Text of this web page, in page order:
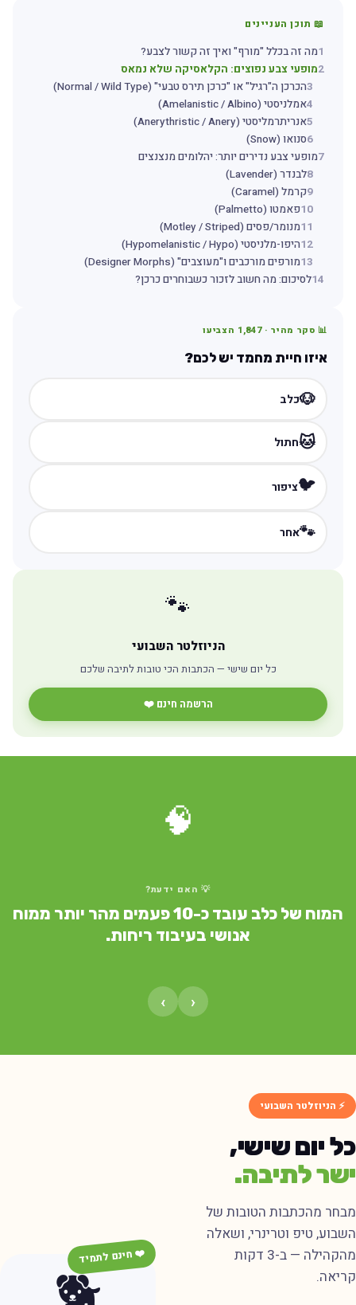
📖 תוכן העניינים
מה זה בכלל "מורף" ואיך זה קשור לצבע?
2מופעי צבע נפוצים: הקלאסיקה שלא נמאס
הכרכן ה"רגיל" או "כרכן תירס טבעי" (Normal / Wild Type)
אמלניסטי (Amelanistic / Albino)
אנריתרמליסטי (Anerythristic / Anery)
6סנואו (Snow)
7מופעי צבע נדירים יותר: יהלומים מנצנצים
8לבנדר (Lavender)
9קרמל (Caramel)
10פאמטו (Palmetto)
11מנומר/פסים (Motley / Striped)
12היפו-מלניסטי (Hypomelanistic / Hypo)
13מורפים מורכבים ו"מעוצבים" (Designer Morphs)
14לסיכום: מה חשוב לזכור כשבוחרים כרכן?
📊 סקר מהיר · 1,847הצביעו
איזו חיית מחמד יש לכם?
🐶כלב
🐱חתול
🐦ציפור
🐾אחר
🐾
הניוזלטר השבועי
כל יום שישי — הכתבות הכי טובות לתיבה שלכם
הרשמה חינם ❤️
🧠
💡 האם ידעת?
המוח של כלב עובד כ-10 פעמים מהר יותר ממוח
אנושי בעיבוד ריחות.
⚡ הניוזלטר השבועי
יום שישי,
לתיבה.
מהכתבות הטובות של
טיפ וטרינרי, ושאלה
מהקהילה — ב-3 דקות
❤️ חינם לתמיד